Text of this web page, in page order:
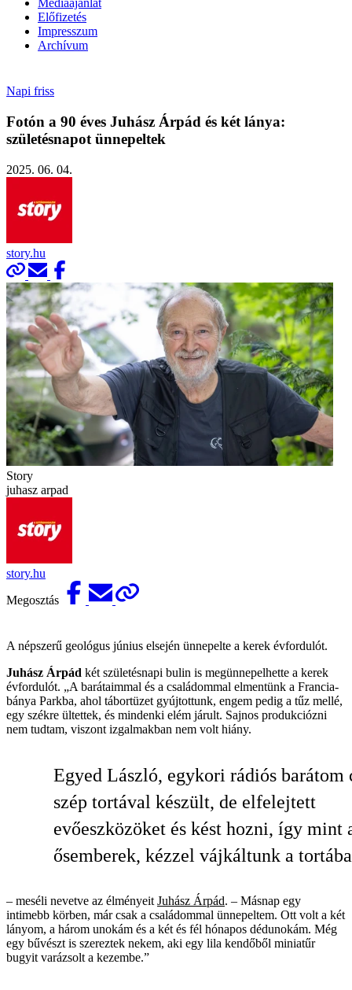
Médiaajánlat
Előfizetés
Impresszum
Archívum
Napi friss
Fotón a 90 éves Juhász Árpád és két lánya:
születésnapot ünnepeltek
2025. 06. 04.
story.hu
Story
juhasz arpad
story.hu
Megosztás
A népszerű geológus június elsején ünnepelte a kerek évfordulót.
Juhász Árpád két születésnapi bulin is megünnepelhette a kerek
évfordulót. „A barátaimmal és a családommal elmentünk a Francia-
bánya Parkba, ahol tábortüzet gyújtottunk, engem pedig a tűz mellé,
egy székre ültettek, és mindenki elém járult. Sajnos produkciózni
nem tudtam, viszont izgalmakban nem volt hiány.
Egyed László, egykori rádiós barátom
szép tortával készült, de elfelejtett
evőeszközöket és kést hozni, így mint
ősemberek, kézzel vájkáltunk a
– meséli nevetve az élményeit Juhász Árpád. – Másnap egy
intimebb körben, már csak a családommal ünnepeltem. Ott volt a két
lányom, a három unokám és a két és fél hónapos dédunokám. Még
egy bűvészt is szereztek nekem, aki egy lila kendőből miniatűr
bugyit varázsolt a kezembe.”